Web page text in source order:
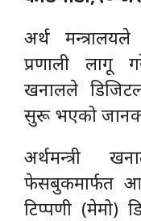
अर्थ
प्रणाली लागू
खनालले
सुरू भएको
अर्थमन्त्री
फेसबुकमार्फत
टिप्पणी (मेमो)